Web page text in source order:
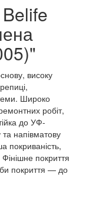
високу
Широко
робіт,
до УФ-
напівматову
покриваність,
покриття
покриття — до